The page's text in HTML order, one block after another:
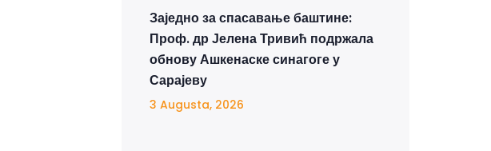
Заједно за спасавање баштине:
Проф. др Јелена Тривић подржала
обнову Ашкенаске синагоге у
Сарајеву
3 Augusta, 2026